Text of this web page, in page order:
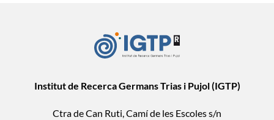
Institut de Recerca Germans Trias i Pujol (IGTP)
Ctra de Can Ruti, Camí de les Escoles s/n